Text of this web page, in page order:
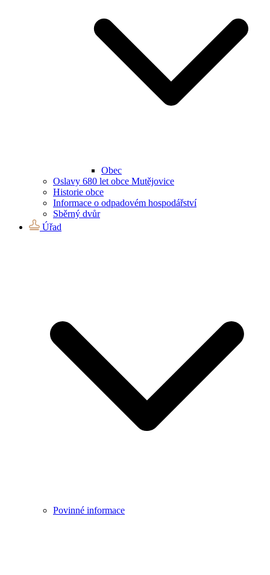
Obec
Oslavy 680 let obce Mutějovice
Historie obce
Informace o odpadovém hospodářství
Sběrný dvůr
Úřad
Povinné informace